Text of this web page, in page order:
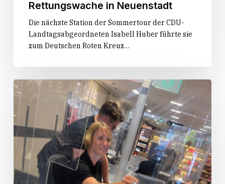
Rettungswache in Neuenstadt
Die nächste Station der Sommertour der CDU-
Landtagsabgeordneten Isabell Huber führte sie
zum Deutschen Roten Kreuz…
Start
der
Sommertour
„Huber
packt
an!“
Oedheim